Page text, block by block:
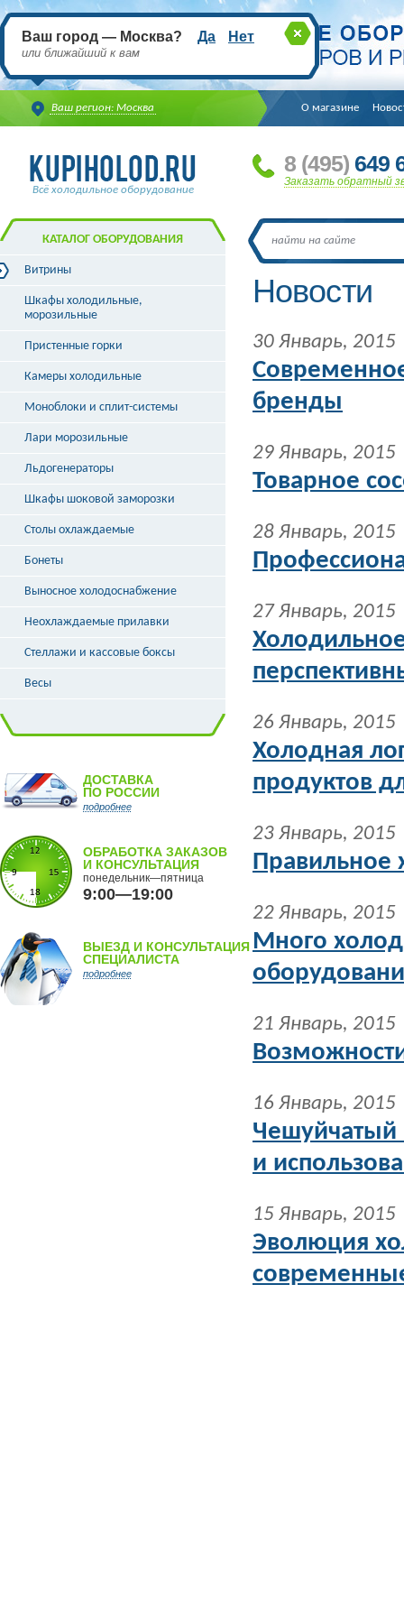
Ваш регион: Москва
Ваш город — Москва? Да Нет
или ближайший к вам
О магазине
Всё холодильное оборудование
8 (495) 649
Заказать обратный
Новости
30 Январь, 2015
бренды
29 Январь, 2015
Товарное
28 Январь, 2015
27 Январь, 2015
26 Январь, 2015
Холодная
продуктов
23 Январь, 2015
Правильное
22 Январь, 2015
Много
21 Январь, 2015
16 Январь, 2015
Чешуйчатый
и
15 Январь, 2015
Эволюция
КАТАЛОГ ОБОРУДОВАНИЯ
Витрины
Витрины холодильные
Витрины морозильные
Витрины кондитерские
Витрины угловые
Витрины «рыба на льду»
Шкафы холодильные,
морозильные
Пристенные горки
Камеры холодильные
Моноблоки и сплит-системы
Лари морозильные
Льдогенераторы
Шкафы шоковой заморозки
Столы охлаждаемые
Бонеты
Выносное холодоснабжение
Неохлаждаемые прилавки
Стеллажи и кассовые боксы
Весы
ДОСТАВКА
ПО РОССИИ
подробнее
ОБРАБОТКА ЗАКАЗОВ
И КОНСУЛЬТАЦИЯ
понедельник—пятница
9:00—19:00
ВЫЕЗД И КОНСУЛЬТАЦИЯ
СПЕЦИАЛИСТА
подробнее